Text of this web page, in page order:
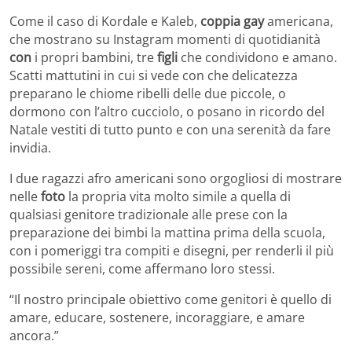
Come il caso di Kordale e Kaleb, coppia gayamericana,
che mostrano su Instagram momenti di quotidianità
con i propri bambini, trefigli che condividono e amano.
Scatti mattutini in cui si vede con che delicatezza
preparano le chiome ribelli delle due piccole, o
dormono con l’altro cucciolo, o posano in ricordo del
Natale vestiti di tutto punto e con una serenità da fare
invidia.
I due ragazzi afro americani sono orgogliosi di mostrare
nellefoto la propria vita molto simile a quella di
qualsiasi genitore tradizionale alle prese con la
preparazione dei bimbi la mattina prima della scuola,
con i pomeriggi tra compiti e disegni, per renderli il più
possibile sereni, come affermano loro stessi.
“Il nostro principale obiettivo come genitori è quello di
amare, educare, sostenere, incoraggiare, e amare
ancora.”